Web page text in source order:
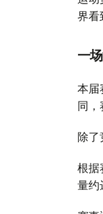
界看
一
本届
同，
除了
根据
量约